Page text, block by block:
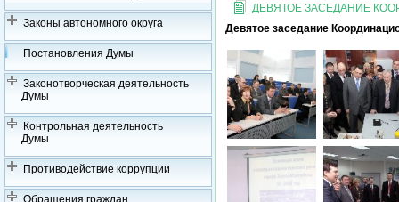
Законы автономного округа
Постановления Думы
Законотворческая деятельность
Думы
Контрольная деятельность
Думы
Противодействие коррупции
Обращения граждан
ДЕВЯТОЕ ЗАСЕДАНИЕ
Девятое заседание